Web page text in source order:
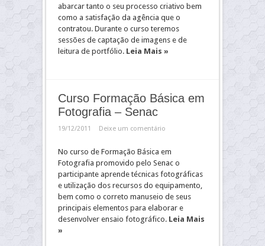
abarcar tanto o seu processo criativo bem
como a satisfação da agência que o
contratou. Durante o curso teremos
sessões de captação de imagens e de
leitura de portfólio. Leia Mais »
Curso Formação Básica em
Fotografia – Senac
19/12/2011 Deixe um comentário
No curso de Formação Básica em
Fotografia promovido pelo Senac o
participante aprende técnicas fotográficas
e utilização dos recursos do equipamento,
bem como o correto manuseio de seus
principais elementos para elaborar e
desenvolver ensaio fotográfico. Leia Mais
»